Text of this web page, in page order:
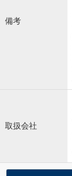
備考
取扱会社